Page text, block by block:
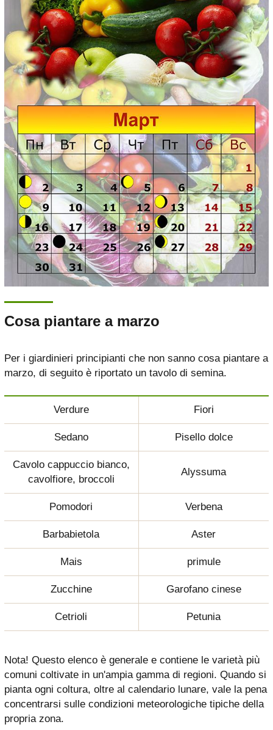
Cosa piantare a marzo
Per i giardinieri principianti che non sanno cosa piantare a
marzo, di seguito è riportato un tavolo di semina.
Verdure Fiori
Sedano Pisello dolce
Cavolo cappuccio bianco,
cavolfiore, broccoli
Alyssuma
Pomodori Verbena
Barbabietola Aster
Mais primule
Zucchine Garofano cinese
Cetrioli Petunia
Nota! Questo elenco è generale e contiene le varietà più
comuni coltivate in un'ampia gamma di regioni. Quando si
pianta ogni coltura, oltre al calendario lunare, vale la pena
concentrarsi sulle condizioni meteorologiche tipiche della
propria zona.